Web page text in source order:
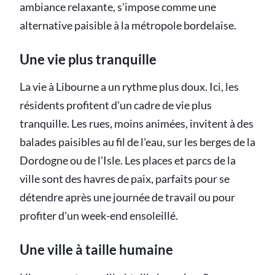
ambiance relaxante, s'impose comme une
alternative paisible à la métropole bordelaise.
Une vie plus tranquille
La vie à Libourne a un rythme plus doux. Ici, les
résidents profitent d'un cadre de vie plus
tranquille. Les rues, moins animées, invitent à des
balades paisibles au fil de l'eau, sur les berges de la
Dordogne ou de l'Isle. Les places et parcs de la
ville sont des havres de paix, parfaits pour se
détendre après une journée de travail ou pour
profiter d'un week-end ensoleillé.
Une ville à taille humaine